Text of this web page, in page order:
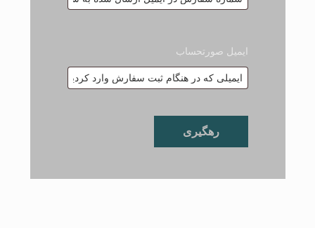
ایمیل صورتحساب
رهگیری